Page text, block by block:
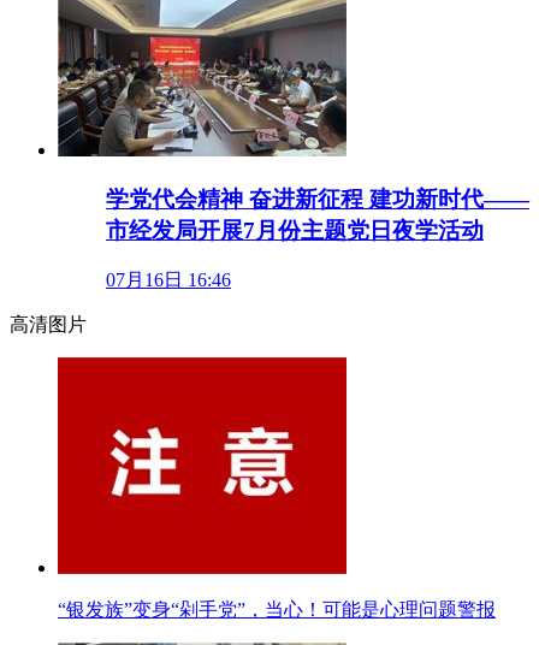
学党代会精神 奋进新征程 建功新时代——
市经发局开展7月份主题党日夜学活动
07月16日 16:46
高清图片
“银发族”变身“剁手党”，当心！可能是心理问题警报